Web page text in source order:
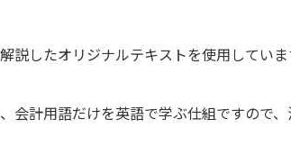
説したオリジナルテキストを使用していま
会計用語だけを英語で学ぶ仕組ですので